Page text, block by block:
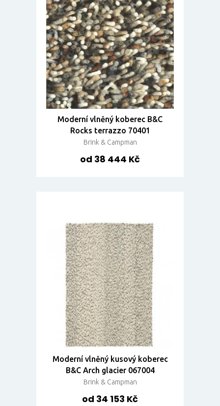
Moderní vlněný koberec B&C
Rocks terrazzo 70401
Brink & Campman
od 38 444 Kč
Moderní vlněný kusový koberec
B&C Arch glacier 067004
Brink & Campman
od 34 153 Kč